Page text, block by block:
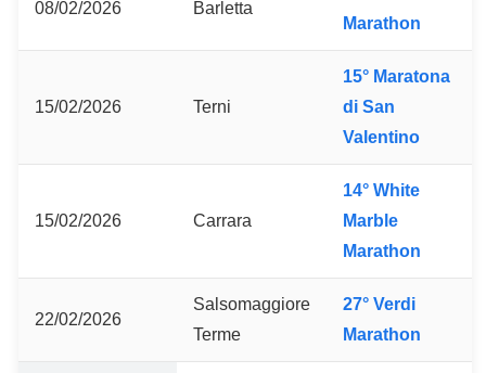
08/02/2026 Barletta
Marathon
15/02/2026 Terni
15° Maratona
di San
Valentino
15/02/2026 Carrara
14° White
Marble
Marathon
22/02/2026
Salsomaggiore
Terme
27° Verdi
Marathon